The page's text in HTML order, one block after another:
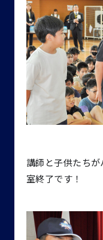
講師と子供たち
室終了です！